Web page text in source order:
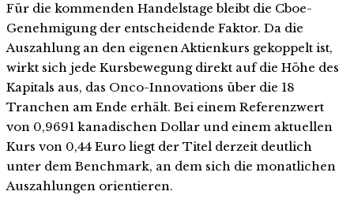
Für die kommenden Handelstage bleibt die Cboe-
Genehmigung der entscheidende Faktor. Da die
Auszahlung an den eigenen Aktienkurs gekoppelt ist,
wirkt sich jede Kursbewegung direkt auf die Höhe des
Kapitals aus, das Onco-Innovations über die 18
Tranchen am Ende erhält. Bei einem Referenzwert
von 0,9691 kanadischen Dollar und einem aktuellen
Kurs von 0,44 Euro liegt der Titel derzeit deutlich
unter dem Benchmark, an dem sich die monatlichen
Auszahlungen orientieren.